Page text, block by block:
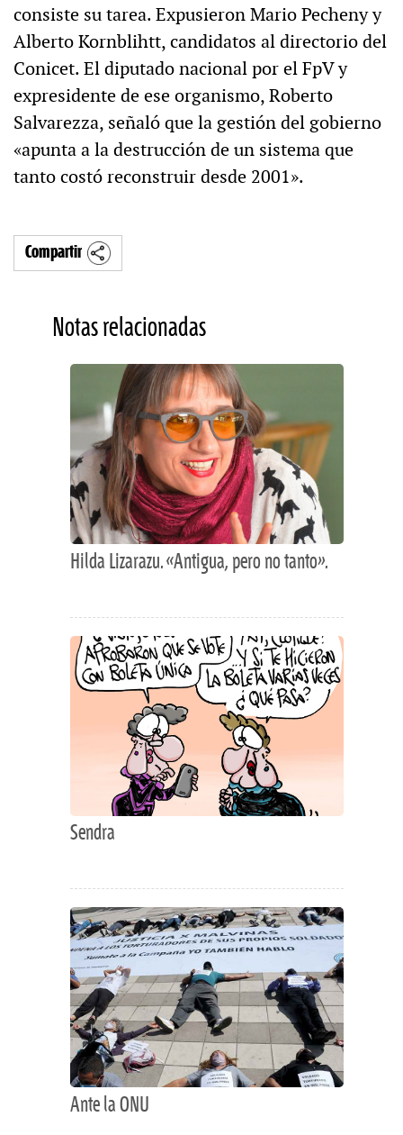
consiste su tarea. Expusieron Mario Pecheny y
Alberto Kornblihtt, candidatos al directorio del
Conicet. El diputado nacional por el FpV y
expresidente de ese organismo, Roberto
Salvarezza, señaló que la gestión del gobierno
«apunta a la destrucción de un sistema que
tanto costó reconstruir desde 2001».
Compartir
Notas relacionadas
Hilda Lizarazu. «Antigua, pero no tanto».
Sendra
Ante la ONU